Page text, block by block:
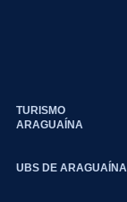
TURISMO
ARAGUAÍNA
UBS DE ARAGUAÍNA